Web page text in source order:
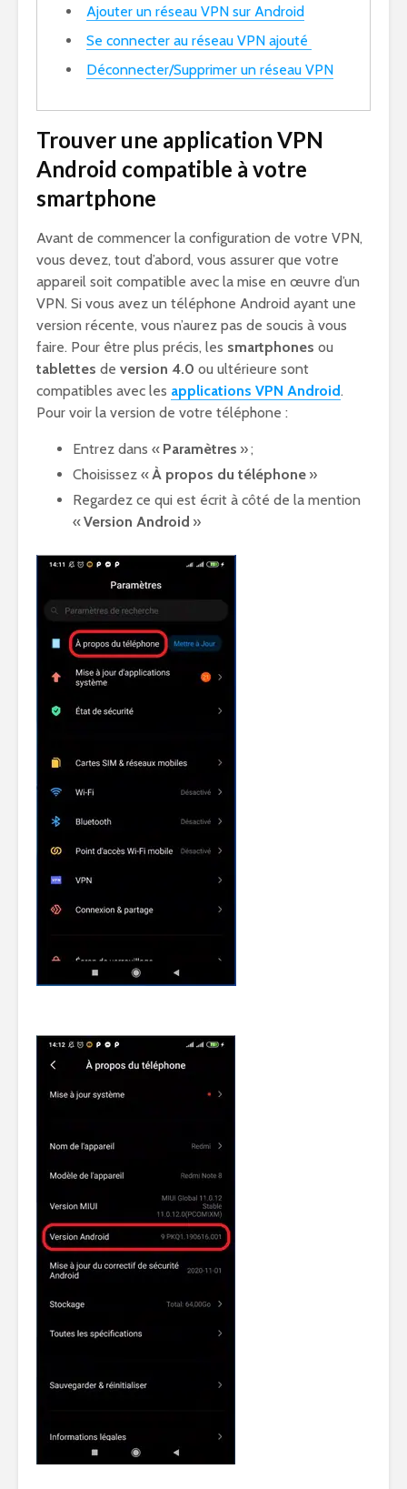
Ajouter un réseau VPN sur Android
Se connecter au réseau VPN ajouté
Déconnecter/Supprimer un réseau VPN
Trouver une application VPN
Android compatible à votre
smartphone
Avant de commencer la configuration de votre VPN,
vous devez, tout d’abord, vous assurer que votre
appareil soit compatible avec la mise en œuvre d’un
VPN. Si vous avez un téléphone Android ayant une
version récente, vous n’aurez pas de soucis à vous
faire. Pour être plus précis, les smartphones ou
tablettes de version 4.0 ou ultérieure sont
compatibles avec les applications VPN Android.
Pour voir la version de votre téléphone :
Entrez dans « Paramètres » ;
Choisissez «À propos du téléphone »
Regardez ce qui est écrit à côté de la mention
«Version Android »